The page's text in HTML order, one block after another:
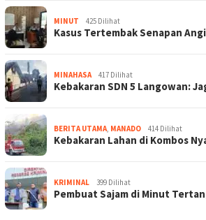
MINUT 425 Dilihat
Kasus Tertembak Senapan
MINAHASA 417 Dilihat
Kebakaran SDN 5 Langowan:
BERITA UTAMA, MANADO 414 Dilihat
Kebakaran Lahan di Kombos
KRIMINAL 399 Dilihat
Pembuat Sajam di Minut